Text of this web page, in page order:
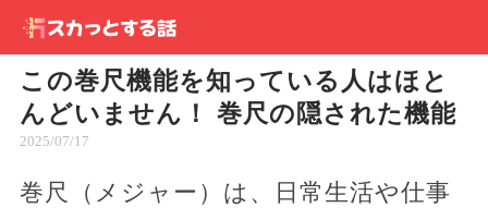
この巻尺機能を知っている人はほと
んどいません！ 巻尺の隠された機能
2025/07/17
巻尺（メジャー）は、日常生活や仕事